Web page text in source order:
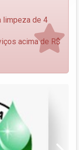
limpeza de 4
acima de R$